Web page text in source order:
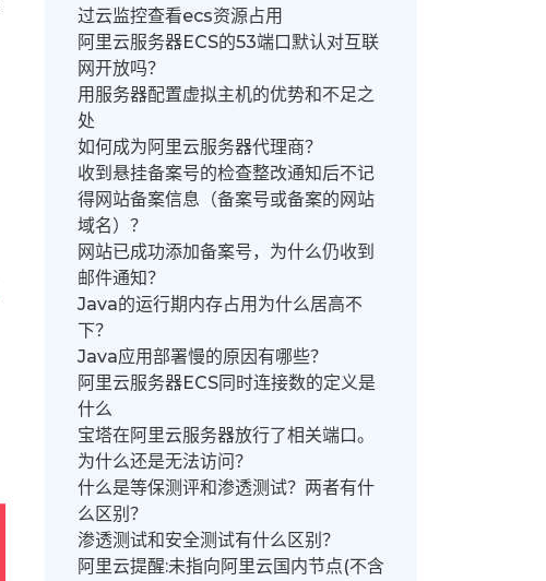
过云监控查看ecs资源占用
阿里云服务器ECS的53端口默认对互联
网开放吗？
用服务器配置虚拟主机的优势和不足之
处
如何成为阿里云服务器代理商？
收到悬挂备案号的检查整改通知后不记
得网站备案信息（备案号或备案的网站
域名）？
网站已成功添加备案号，为什么仍收到
邮件通知？
Java的运行期内存占用为什么居高不
下？
Java应用部署慢的原因有哪些？
阿里云服务器ECS同时连接数的定义是
什么
宝塔在阿里云服务器放行了相关端口。
为什么还是无法访问？
什么是等保测评和渗透测试？两者有什
么区别？
渗透测试和安全测试有什么区别？
阿里云提醒:未指向阿里云国内节点(不含